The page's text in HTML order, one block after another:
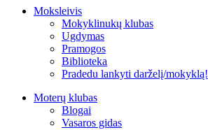
Moksleivis
Mokyklinukų klubas
Ugdymas
Pramogos
Biblioteka
Pradedu lankyti darželį/mokyklą!
Moterų klubas
Blogai
Vasaros gidas